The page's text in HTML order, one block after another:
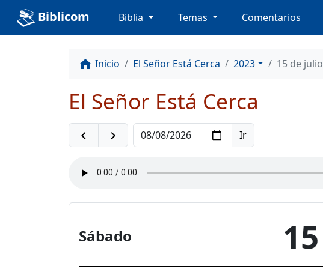
Biblicom Biblia Temas Comentarios
home Inicio El Señor Está Cerca 2023 15 de julio
El Señor Está Cerca
navigate_before navigate_next
Sábado 15